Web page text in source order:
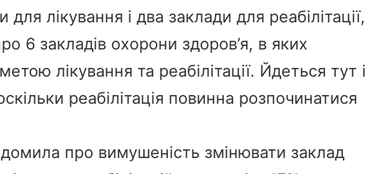
лікування і два заклади для реабілітації,
6 закладів охорони здоров’я, в яких
лікування та реабілітації. Йдеться тут і
реабілітація повинна розпочинатися
про вимушеність змінювати заклад